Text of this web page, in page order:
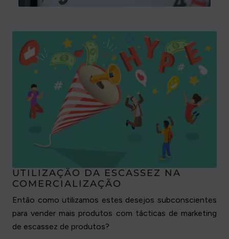
UTILIZAÇÃO DA ESCASSEZ NA
COMERCIALIZAÇÃO
Então como utilizamos estes desejos subconscientes
para vender mais produtos com tácticas de marketing
de escassez de produtos?